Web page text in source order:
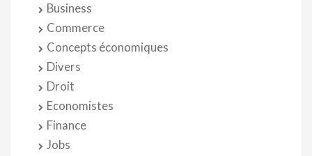
Business
Commerce
Concepts économiques
Divers
Droit
Economistes
Finance
Jobs